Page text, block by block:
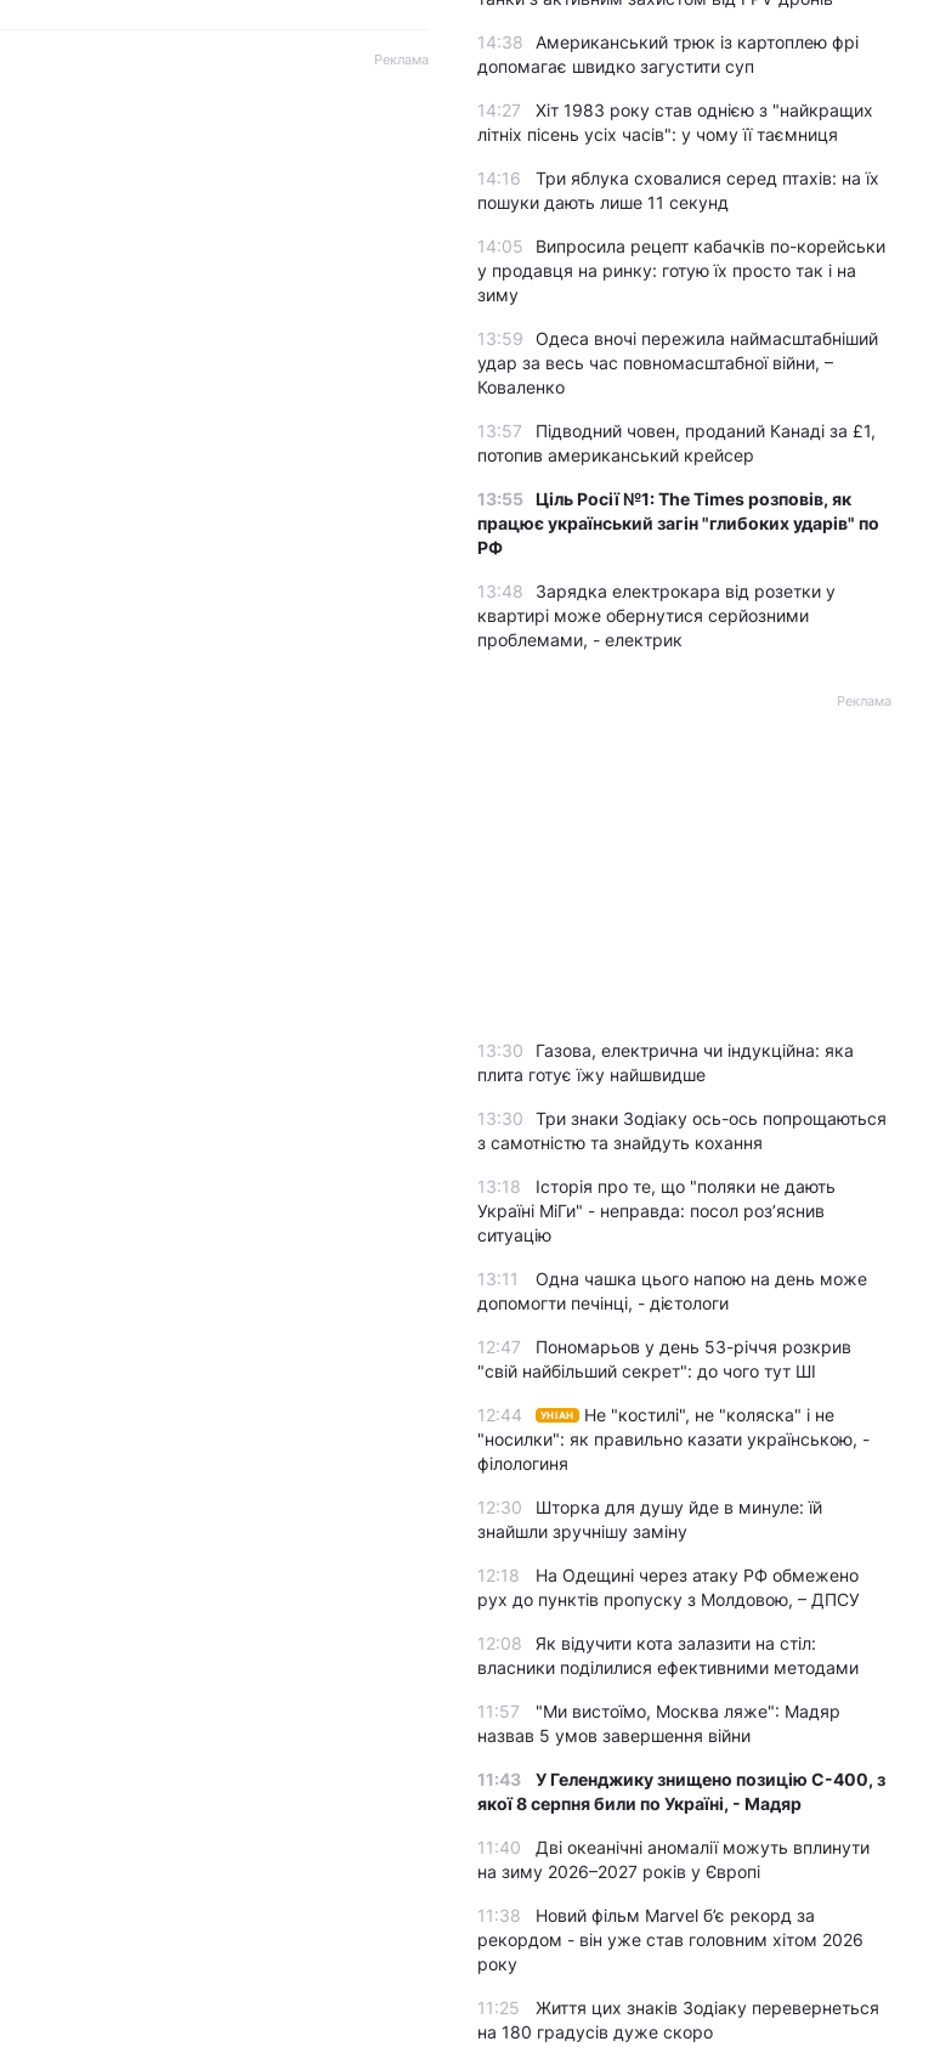
Реклама
14:38
Американський трюк із картоплею фрі
допомагає швидко загустити суп
14:27
Хіт 1983 року став однією з "найкращих
літніх пісень усіх часів": у чому її таємниця
14:16
Три яблука сховалися серед птахів: на їх
пошуки дають лише 11 секунд
14:05
Випросила рецепт кабачків по-корейськи
у продавця на ринку: готую їх просто так і на
зиму
13:59
Одеса вночі пережила наймасштабніший
удар за весь час повномасштабної війни, –
Коваленко
13:57
Підводний човен, проданий Канаді за £1,
потопив американський крейсер
13:55
Ціль Росії №1: The Times розповів, як
працює український загін "глибоких ударів" по
РФ
13:48
Зарядка електрокара від розетки у
квартирі може обернутися серйозними
проблемами, - електрик
Реклама
13:30
Газова, електрична чи індукційна: яка
плита готує їжу найшвидше
13:30
Три знаки Зодіаку ось-ось попрощаються
з самотністю та знайдуть кохання
13:18
Історія про те, що "поляки не дають
Україні МіГи" - неправда: посол роз’яснив
ситуацію
13:11
Одна чашка цього напою на день може
допомогти печінці, - дієтологи
12:47
Пономарьов у день 53-річчя розкрив
"свій найбільший секрет": до чого тут ШІ
12:44 УНІАН
Не "костилі", не "коляска" і не
"носилки": як правильно казати українською, -
філологиня
12:30
Шторка для душу йде в минуле: їй
знайшли зручнішу заміну
12:18
На Одещині через атаку РФ обмежено
рух до пунктів пропуску з Молдовою, – ДПСУ
12:08
Як відучити кота залазити на стіл:
власники поділилися ефективними методами
11:57
"Ми вистоїмо, Москва ляже": Мадяр
назвав 5 умов завершення війни
11:43
У Геленджику знищено позицію С-400, з
якої 8 серпня били по Україні, - Мадяр
11:40
Дві океанічні аномалії можуть вплинути
на зиму 2026–2027 років у Європі
11:38
Новий фільм Marvel б’є рекорд за
рекордом - він уже став головним хітом 2026
року
11:25
Життя цих знаків Зодіаку перевернеться
на 180 градусів дуже скоро